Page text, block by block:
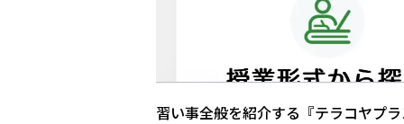
習い事全般を紹介する『テラコヤプ